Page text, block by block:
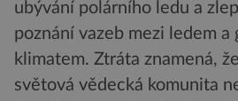
ubývání polárního ledu a
poznání vazeb mezi ledem a
klimatem. Ztráta znamená,
světová vědecká komunita